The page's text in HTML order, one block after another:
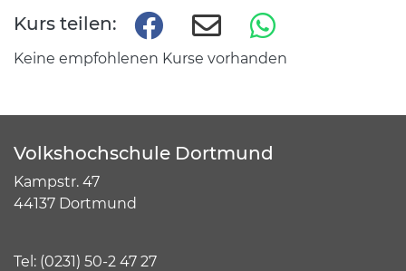
Kurs teilen:
Keine empfohlenen Kurse vorhanden
Volkshochschule Dortmund
Kampstr. 47
44137 Dortmund
Tel: (0231) 50-2 47 27